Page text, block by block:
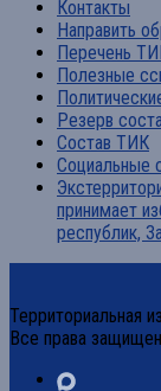
Контакты
Направить
Перечень
Полезные
Резерв
Состав ТИК
Социальные
принимает
республик,
Территориальная
Все права